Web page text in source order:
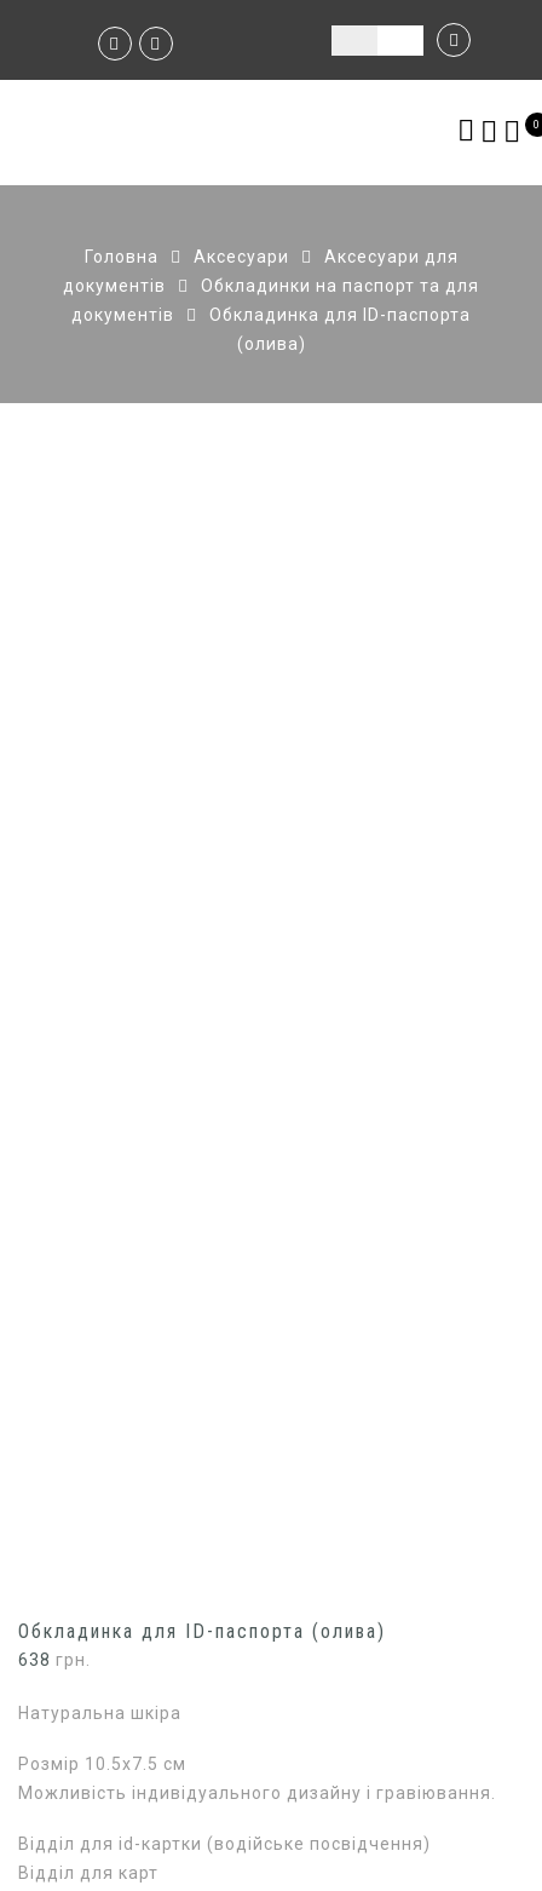
0
Головна Аксесуари
Аксесуари для
документів
Обкладинки на паспорт та для
документів
Обкладинка для ID-паспорта
(олива)
Обкладинка для ID-паспорта (олива)
638 грн.
Натуральна шкіра
Розмір 10.5х7.5 см
Можливість індивідуального дизайну і гравіювання.
Відділ для id-картки (водійське посвідчення)
Відділ для карт